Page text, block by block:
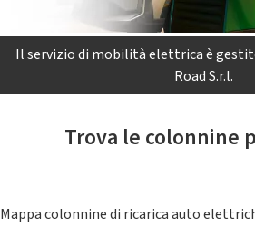
Il servizio di mobilità elettrica è
Road S.r.l.
Trova le colonnine
Mappa colonnine di ricarica auto